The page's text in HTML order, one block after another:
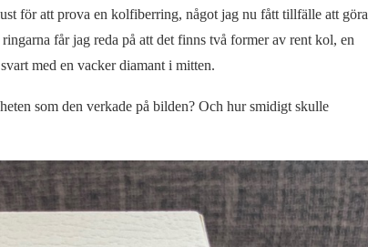
för att prova en kolfiberring, något jag nu fått tillfälle att göra
får jag reda på att det finns två former av rent kol, en
med en vacker diamant i mitten.
som den verkade på bilden? Och hur smidigt skulle